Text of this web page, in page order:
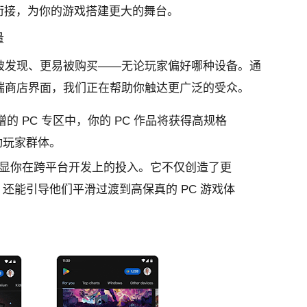
，为你的游戏搭建更大的舞台。
发现、更易被购买——无论玩家偏好哪种设备。通
店界面，我们正在帮助你触达更广泛的受众。
的 PC 专区中，你的 PC 作品将获得高规格
家群体。
你在跨平台开发上的投入。它不仅创造了更
能引导他们平滑过渡到高保真的 PC 游戏体